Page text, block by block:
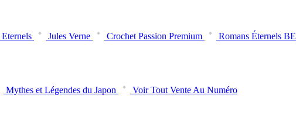
Jules Verne Crochet Passion Premium Romans Éternels BE
Mythes et Légendes du Japon
Voir Tout Vente Au Numéro